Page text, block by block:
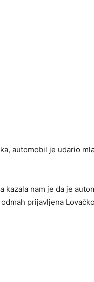
automobil je udario
nam je da je
prijavljena